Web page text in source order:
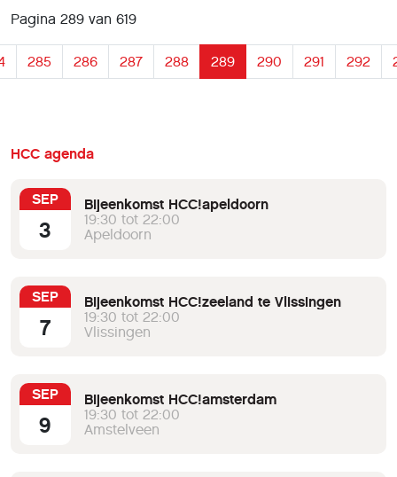
Pagina 289 van 619
285 286 287 288 289 290 291 292
HCC agenda
SEP
3
Bijeenkomst HCC!apeldoorn
19:30 tot 22:00
Apeldoorn
SEP
7
Bijeenkomst HCC!zeeland te Vlissingen
19:30 tot 22:00
Vlissingen
SEP
9
Bijeenkomst HCC!amsterdam
19:30 tot 22:00
Amstelveen